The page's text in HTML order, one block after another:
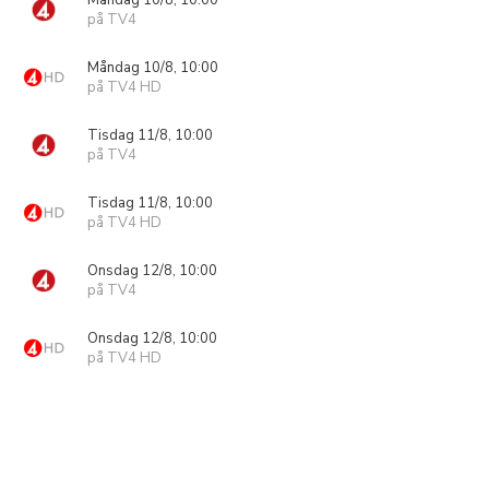
på TV4
Måndag 10/8, 10:00
på TV4 HD
Tisdag 11/8, 10:00
på TV4
Tisdag 11/8, 10:00
på TV4 HD
Onsdag 12/8, 10:00
på TV4
Onsdag 12/8, 10:00
på TV4 HD